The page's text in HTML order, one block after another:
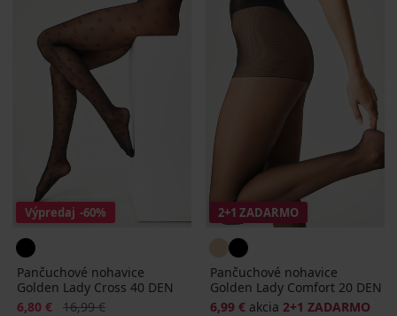
Výpredaj -60%
Pančuchové nohavice
Golden Lady Cross 40 DEN
Zľava
6,80 € Pôvodná cena
16,99 €
2+1 ZADARMO
Pančuchové nohavice
Golden Lady Comfort 20 DEN
6,99 € akcia 2+1 ZADARMO